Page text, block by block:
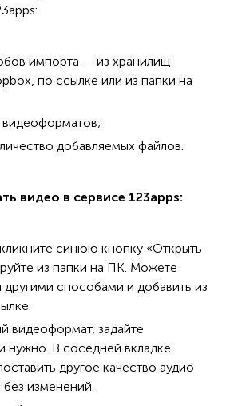
импорта — из хранилищ
по ссылке или из папки на
добавляемых файлов.
видео в сервисе 123apps:
синюю кнопку «Открыть
из папки на ПК. Можете
другими способами и добавить из
видеоформат, задайте
нужно. В соседней вкладке
другое качество аудио
без изменений.